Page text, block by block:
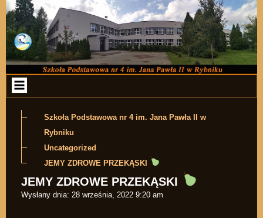
Przejdź do zawartości
Szkoła Podstawowa nr 4 im. Jana Pawła II w
Rybniku
Uncategorized
JEMY ZDROWE PRZEKĄSKI
JEMY ZDROWE PRZEKĄSKI
Wysłany dnia: 28 września, 2022 9:20 am